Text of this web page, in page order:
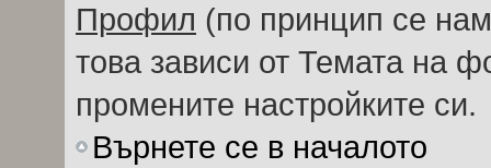
Профил (по принцип се
това зависи от Темата на
промените настройките си.
Върнете се в началото